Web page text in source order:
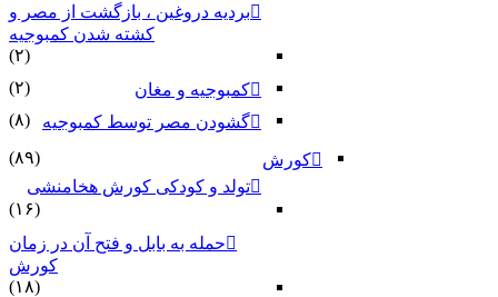
بردیه دروغین ، بازگشت از مصر و
کشته شدن کمبوجیه
(۲)
کمبوجیه و مغان
(۲)
گشودن مصر توسط کمبوجیه
(۸)
کورش
(۸۹)
تولد و کودکی کورش هخامنشی
(۱۶)
حمله به بابل و فتح آن در زمان
کورش
(۱۸)